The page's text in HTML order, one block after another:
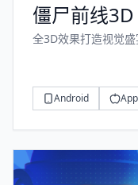
僵尸前线3D
全3D效果打造视觉盛
Android